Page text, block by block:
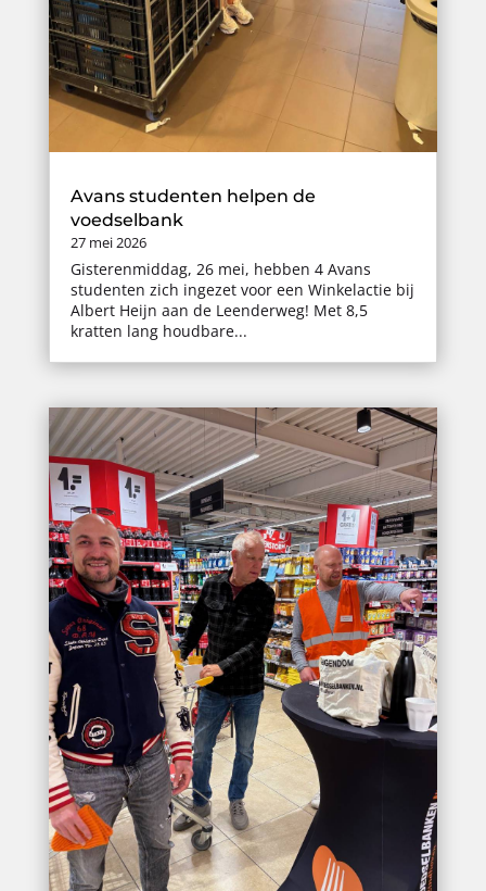
Avans studenten helpen de
voedselbank
27 mei 2026
Gisterenmiddag, 26 mei, hebben 4 Avans
studenten zich ingezet voor een Winkelactie bij
Albert Heijn aan de Leenderweg! Met 8,5
kratten lang houdbare...